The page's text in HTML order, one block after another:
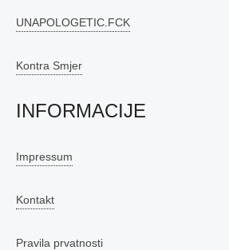
UNAPOLOGETIC.FCK
Kontra Smjer
INFORMACIJE
Impressum
Kontakt
Pravila prvatnosti